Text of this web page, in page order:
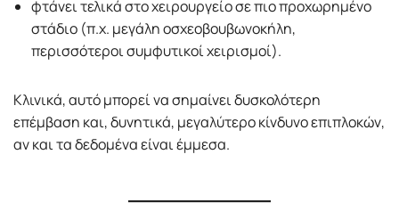
φτάνει τελικά στο χειρουργείο σε πιο προχωρημένο
στάδιο (π.χ. μεγάλη οσχεοβουβωνοκήλη,
περισσότεροι συμφυτικοί χειρισμοί).
Κλινικά, αυτό μπορεί να σημαίνει δυσκολότερη
επέμβαση και, δυνητικά, μεγαλύτερο κίνδυνο επιπλοκών,
αν και τα δεδομένα είναι έμμεσα.